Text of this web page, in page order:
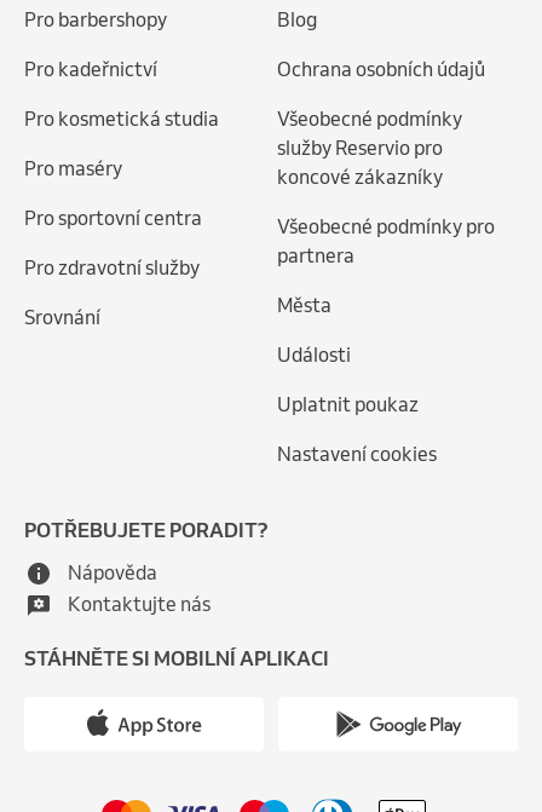
Pro barbershopy
Pro kadeřnictví
Pro kosmetická studia
Pro maséry
Pro sportovní centra
Pro zdravotní služby
Srovnání
Blog
Ochrana osobních údajů
Všeobecné podmínky
služby Reservio pro
koncové zákazníky
Všeobecné podmínky pro
partnera
Města
Události
Uplatnit poukaz
Nastavení cookies
POTŘEBUJETE PORADIT?
Nápověda
Kontaktujte nás
STÁHNĚTE SI MOBILNÍ APLIKACI